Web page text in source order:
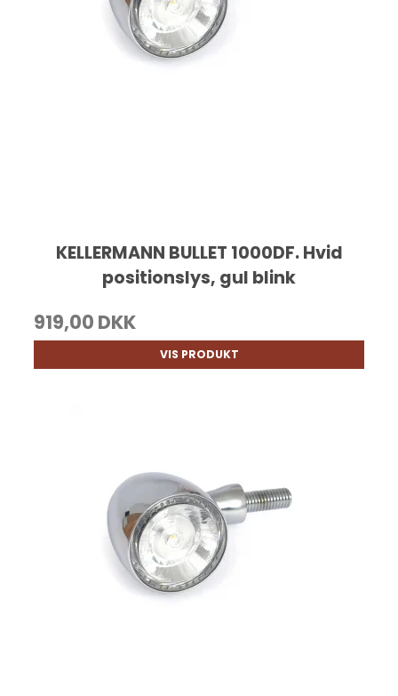
KELLERMANN BULLET 1000DF. Hvid
positionslys, gul blink
919,00 DKK
VIS PRODUKT